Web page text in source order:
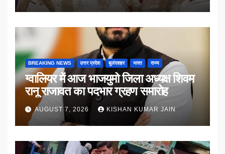
BREAKING NEWS उत्तर प्रदेश बुलंदशहर भारत राज्य
ग्वालियर में आज भाजयुमो जिला अध्यक्ष शिवम
रानू राजावत का पदभार ग्रहण समारोह
AUGUST 7, 2026 KISHAN KUMAR JAIN